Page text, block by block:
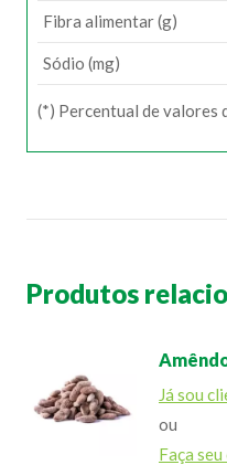
Fibra alimentar (g)
Sódio (mg)
(*) Percentual de valores
Produtos
Já sou
ou
Faça